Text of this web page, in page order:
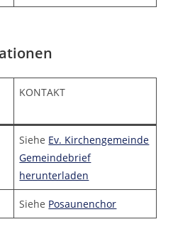
KONTAKT
Siehe Ev. Kirchengemeinde
Gemeindebrief
herunterladen
Siehe Posaunenchor